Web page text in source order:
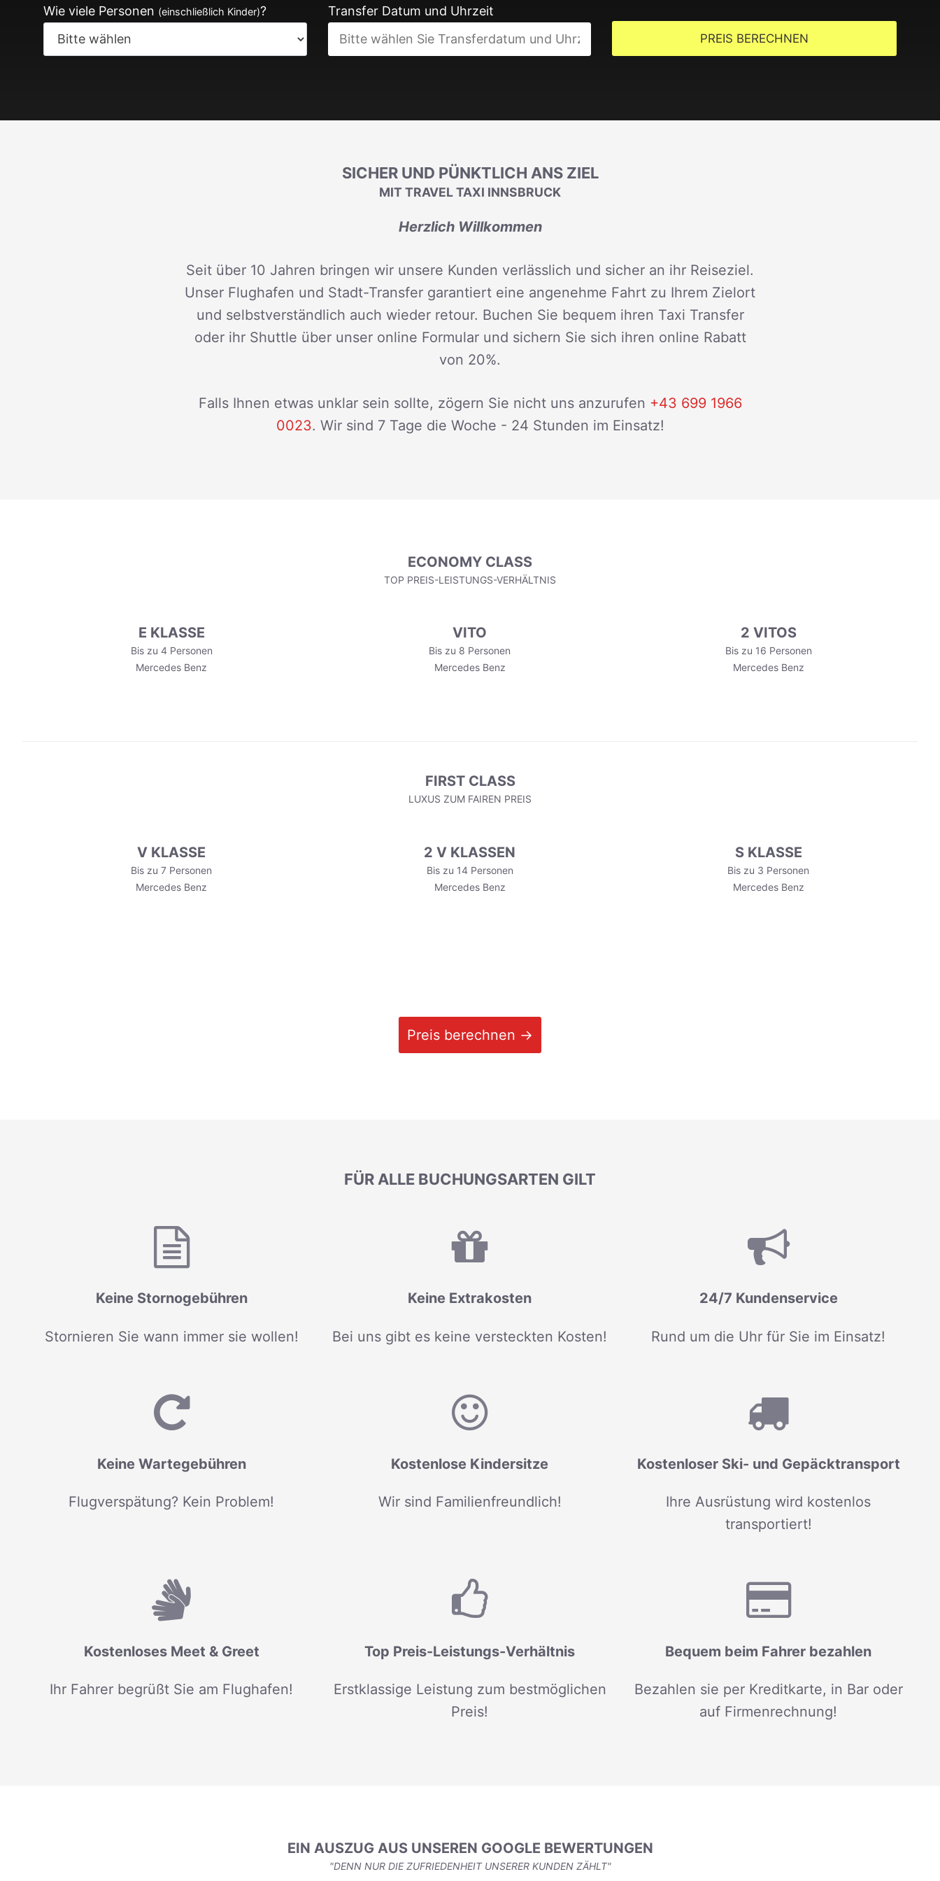
Wie viele Personen (einschließlich Kinder)? Transfer Datum und Uhrzeit
PREIS BERECHNEN
SICHER UND PÜNKTLICH ANS ZIEL
MIT TRAVEL TAXI INNSBRUCK
Herzlich Willkommen
Seit über 10 Jahren bringen wir unsere Kunden verlässlich und sicher an ihr Reiseziel.
Unser Flughafen und Stadt-Transfer garantiert eine angenehme Fahrt zu Ihrem Zielort
und selbstverständlich auch wieder retour. Buchen Sie bequem ihren Taxi Transfer
oder ihr Shuttle über unser online Formular und sichern Sie sich ihren online Rabatt
von 20%.
Falls Ihnen etwas unklar sein sollte, zögern Sie nicht uns anzurufen +43 699 1966
0023. Wir sind 7 Tage die Woche - 24 Stunden im Einsatz!
ECONOMY CLASS
TOP PREIS-LEISTUNGS-VERHÄLTNIS
E KLASSE
Bis zu 4 Personen
Mercedes Benz
VITO
Bis zu 8 Personen
Mercedes Benz
2 VITOS
Bis zu 16 Personen
Mercedes Benz
FIRST CLASS
LUXUS ZUM FAIREN PREIS
V KLASSE
Bis zu 7 Personen
Mercedes Benz
2 V KLASSEN
Bis zu 14 Personen
Mercedes Benz
S KLASSE
Bis zu 3 Personen
Mercedes Benz
Preis berechnen →
FÜR ALLE BUCHUNGSARTEN GILT
Keine Stornogebühren
Stornieren Sie wann immer sie wollen!
Keine Extrakosten
Bei uns gibt es keine versteckten Kosten!
24/7 Kundenservice
Rund um die Uhr für Sie im Einsatz!
Keine Wartegebühren
Flugverspätung? Kein Problem!
Kostenlose Kindersitze
Wir sind Familienfreundlich!
Kostenloser Ski- und Gepäcktransport
Ihre Ausrüstung wird kostenlos
transportiert!
Kostenloses Meet & Greet
Ihr Fahrer begrüßt Sie am Flughafen!
Top Preis-Leistungs-Verhältnis
Erstklassige Leistung zum bestmöglichen
Preis!
Bequem beim Fahrer bezahlen
Bezahlen sie per Kreditkarte, in Bar oder
auf Firmenrechnung!
EIN AUSZUG AUS UNSEREN GOOGLE BEWERTUNGEN
"DENN NUR DIE ZUFRIEDENHEIT UNSERER KUNDEN ZÄHLT"